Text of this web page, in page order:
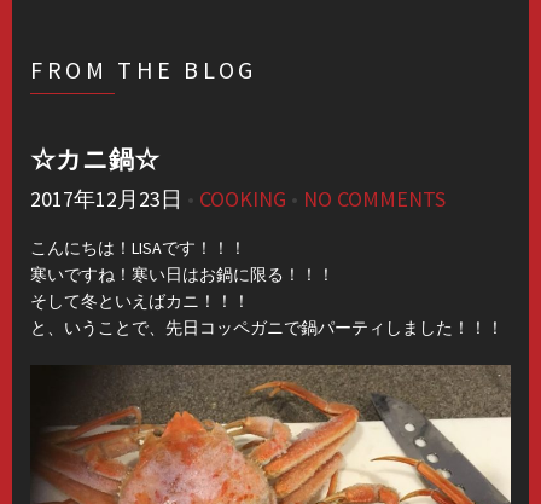
FROM THE BLOG
☆カニ鍋☆
2017年12月23日 • COOKING • NO COMMENTS
こんにちは！LISAです！！！
寒いですね！寒い日はお鍋に限る！！！
そして冬といえばカニ！！！
と、いうことで、先日コッペガニで鍋パーティしました！！！